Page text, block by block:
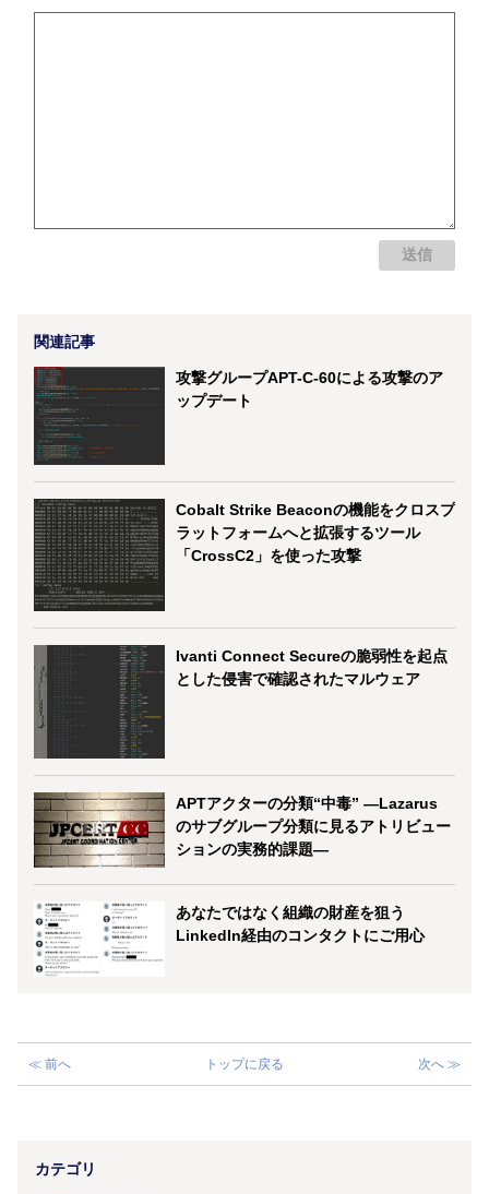
関連記事
攻撃グループAPT-C-60による攻撃のア
ップデート
Cobalt Strike Beaconの機能をクロスプ
ラットフォームへと拡張するツール
「CrossC2」を使った攻撃
Ivanti Connect Secureの脆弱性を起点
とした侵害で確認されたマルウェア
APTアクターの分類“中毒” ―Lazarus
のサブグループ分類に見るアトリビュー
ションの実務的課題―
あなたではなく組織の財産を狙う
LinkedIn経由のコンタクトにご用心
≪ 前へ トップに戻る 次へ ≫
カテゴリ